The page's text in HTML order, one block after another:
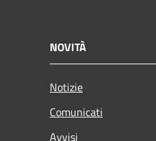
NOVITÀ
Notizie
Comunicati
Avvisi